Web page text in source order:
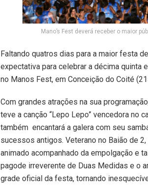
Mano’s Fest deverá receber o maior
Faltando quatros dias para a maior festa
expectativa para celebrar a décima quinta
no Manos Fest, em Conceição do Coité
Com grandes atrações na sua
teve a canção “Lepo Lepo” vencedora no
também encantará a galera com seu
sucessos antigos. Veterano no Baião de
animado acompanhado da empolgação e
pagode irreverente de Duas Medidas e o
grade oficial da festa, tornando